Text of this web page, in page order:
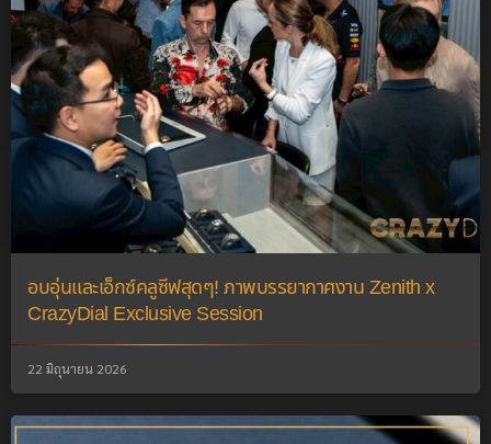
อบอุ่นและเอ็กซ์คลูซีฟสุดๆ! ภาพบรรยากาศงาน Zenith x
CrazyDial Exclusive Session
22 มิถุนายน 2026